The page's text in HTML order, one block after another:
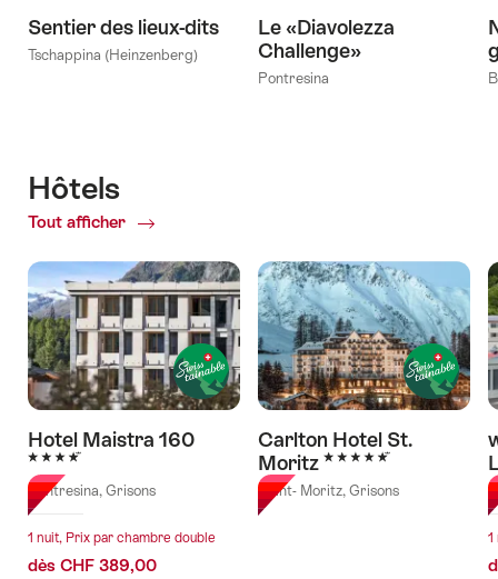
Sentier des lieux-dits
Tschappina (Heinzenberg)
Le «Diavolezza
Challenge»
Pontresina
Hôtels
Tout afficher
of
Hotel Maistra 160
4 étoiles
Pontresina, Grisons
1 nuit, Prix par chambre double
dès CHF 389,00
Carlton Hotel St.
Moritz 5 étoiles
Saint- Moritz, Grisons
1